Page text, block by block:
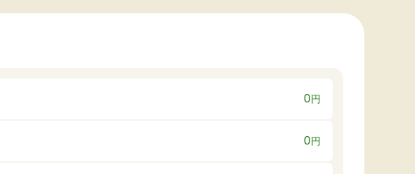
0円
0円